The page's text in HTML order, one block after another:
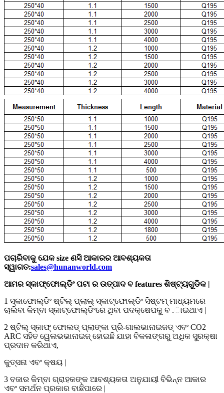
ପଚାରିବାକୁ ଯେକ size ଣସି ଆକାରର ଆବଶ୍ୟକତା
ସ୍ୱାଗତ:sales@hunanworld.com
ଆମର ସ୍କାଫ୍ଫୋଲ୍ଡିଂ ପଟା ର ଉତ୍ପାଦ ବ features ଶିଷ୍ଟ୍ୟଗୁଡିକ |
1 ସ୍କାଫୋଲ୍ଡିଂ ଷ୍ଟିଲ୍ ପ୍ଲାଲ୍ ସ୍କାଟ୍ଫୋଲ୍ଡିଂ ସିଷ୍ଟମ୍ ମାଧ୍ୟମରେ
ଚାଲିବା କିମ୍ବା ସ୍କାଟ୍ଫୋଲ୍ଡିଂରେ ଥିବା ପଦକ୍ଷେପକୁ ବ .ାଇଥାଏ |
2 ଷ୍ଟିଲ୍ ସ୍କାଫ୍ ଫୋଲଡ୍ ପ୍ଲାଙ୍କା ପ୍ରି-ଗାଲଭାନାଇଜଡ୍ ଏବଂ CO2
ARC ସହିତ ୱେଲଭଭାନାଇଜ୍ ହୋଇଛି ଯାହା ବିକଳାଙ୍ଗରୁ ଅଧିକ ସୁରକ୍ଷା
ପ୍ରଦାନ କରିଥାଏ,
କୁତ୍ସନା ଏବଂ କ୍ଷୟ |
3 ବଜାର କିମ୍ବା ଗ୍ରାହକଙ୍କ ଆବଶ୍ୟକତା ଅନୁଯାୟୀ ବିଭିନ୍ନ ଆକାର
ଏବଂ ସମର୍ଥନ ପ୍ରକାର ବାଛିପାରେ |